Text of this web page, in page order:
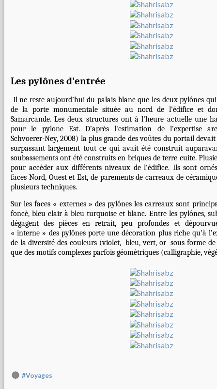
Les pylônes d'entrée
Il ne reste aujourd’hui du palais blanc que les deux pylônes
de la porte monumentale située au nord de l’édifice et
Samarcande. Les deux structures ont à l’heure actuelle une
pour le pylone Est. D’après l'estimation de l'expertise
Schvoerer-Ney, 2008) la plus grande des voûtes du portail
surpassant largement tout ce qui avait été construit
soubassements ont été construits en briques de terre cuite.
pour accéder aux différents niveaux de l’édifice. Ils sont
faces Nord, Ouest et Est, de parements de carreaux de
plusieurs techniques.
Sur les faces « externes » des pylônes les carreaux sont
foncé, bleu clair à bleu turquoise et blanc. Entre les pylônes,
dégagent des pièces en retrait, peu profondes et
« interne » des pylônes porte une décoration plus riche qu'à
de la diversité des couleurs (violet, bleu, vert, or -sous forme
que des motifs complexes parfois géométriques (calligraphie,
#Voyages